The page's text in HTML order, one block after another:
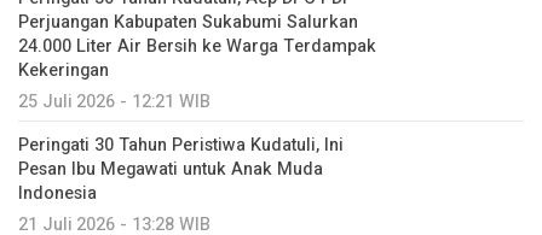
Perjuangan Kabupaten Sukabumi Salurkan
24.000 Liter Air Bersih ke Warga Terdampak
Kekeringan
25 Juli 2026 - 12:21 WIB
Peringati 30 Tahun Peristiwa Kudatuli, Ini
Pesan Ibu Megawati untuk Anak Muda
Indonesia
21 Juli 2026 - 13:28 WIB